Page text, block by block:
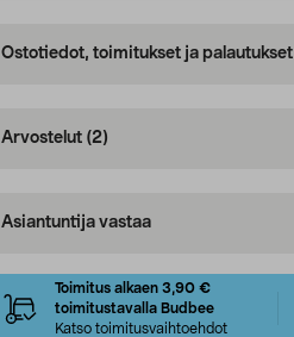
Ostotiedot, toimitukset ja palautukset
Arvostelut (2)
Asiantuntija vastaa
Toimitus alkaen 3,90 €
toimitustavalla Budbee
Katso toimitusvaihtoehdot